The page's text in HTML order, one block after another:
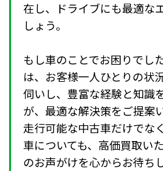
在し、ドライブにも最適な
しょう。
もし車のことでお困りでし
は、お客様一人ひとりの状
伺いし、豊富な経験と知識
が、最適な解決策をご提案
走行可能な中古車だけでな
車についても、高価買取い
のお声がけを心からお待ち